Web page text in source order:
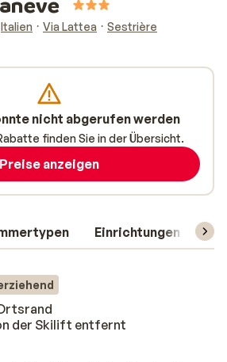
Italien Via Lattea
Sestrière
Einrichtungen
der Skilift entfernt
nicht abgerufen werden
finden Sie in der Übersicht.
Preise anzeigen